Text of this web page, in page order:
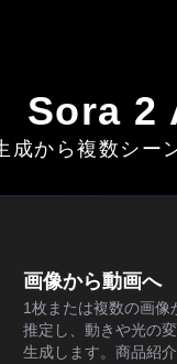
Sora 2
から複数シー
画像から動画へ
1枚または複数の画像
推定し、動きや光の
生成します。商品紹